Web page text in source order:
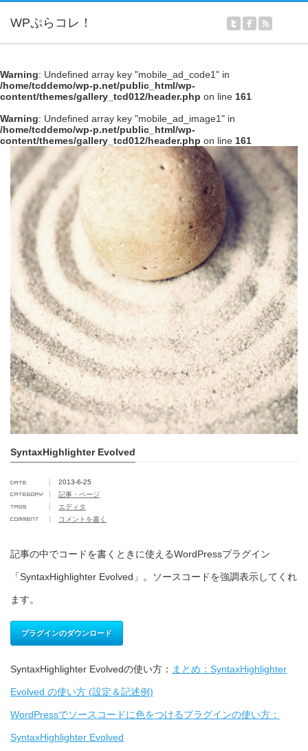
Warning: Undefined array key "mobile_ad_code1" in
/home/tcddemo/wp-p.net/public_html/wp-
content/themes/gallery_tcd012/header.php on line 161
Warning: Undefined array key "mobile_ad_image1" in
/home/tcddemo/wp-p.net/public_html/wp-
content/themes/gallery_tcd012/header.php on line 161
SyntaxHighlighter Evolved
2013-6-25
記事・ページ
エディタ
コメントを書く
記事の中でコードを書くときに使えるWordPressプラグイン
「SyntaxHighlighter Evolved」。ソースコードを強調表示してくれ
ます。
プラグインのダウンロード
SyntaxHighlighter Evolvedの使い方： まとめ：SyntaxHighlighter
Evolved の使い方 (設定＆記述例)
WordPressでソースコードに色をつけるプラグインの使い方：
SyntaxHighlighter Evolved